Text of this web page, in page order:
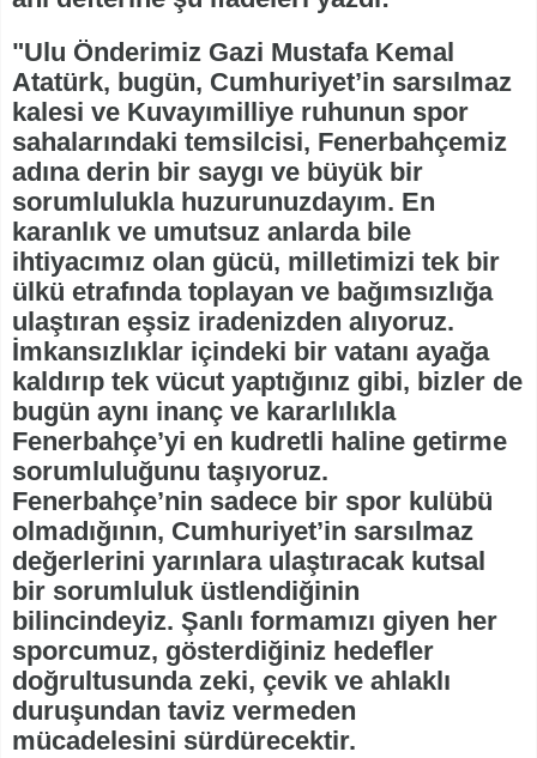
"Ulu Önderimiz Gazi Mustafa Kemal
Atatürk, bugün, Cumhuriyet’in sarsılmaz
kalesi ve Kuvayımilliye ruhunun spor
sahalarındaki temsilcisi, Fenerbahçemiz
adına derin bir saygı ve büyük bir
sorumlulukla huzurunuzdayım. En
karanlık ve umutsuz anlarda bile
ihtiyacımız olan gücü, milletimizi tek bir
ülkü etrafında toplayan ve bağımsızlığa
ulaştıran eşsiz iradenizden alıyoruz.
İmkansızlıklar içindeki bir vatanı ayağa
kaldırıp tek vücut yaptığınız gibi, bizler de
bugün aynı inanç ve kararlılıkla
Fenerbahçe’yi en kudretli haline getirme
sorumluluğunu taşıyoruz.
Fenerbahçe’nin sadece bir spor kulübü
olmadığının, Cumhuriyet’in sarsılmaz
değerlerini yarınlara ulaştıracak kutsal
bir sorumluluk üstlendiğinin
bilincindeyiz. Şanlı formamızı giyen her
sporcumuz, gösterdiğiniz hedefler
doğrultusunda zeki, çevik ve ahlaklı
duruşundan taviz vermeden
mücadelesini sürdürecektir.